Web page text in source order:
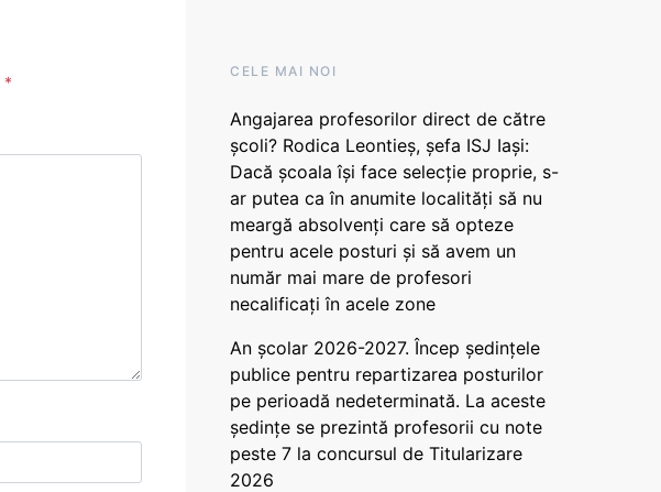
*
CELE MAI NOI
Angajarea profesorilor direct de către
școli? Rodica Leontieș, șefa ISJ Iași:
Dacă școala își face selecție proprie, s-
ar putea ca în anumite localități să nu
meargă absolvenți care să opteze
pentru acele posturi și să avem un
număr mai mare de profesori
necalificați în acele zone
An școlar 2026-2027. Încep ședințele
publice pentru repartizarea posturilor
pe perioadă nedeterminată. La aceste
ședințe se prezintă profesorii cu note
peste 7 la concursul de Titularizare
2026